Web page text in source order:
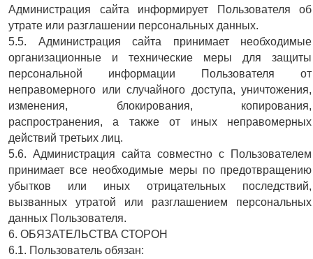
Администрация сайта информирует Пользователя об
утрате или разглашении персональных данных.
5.5. Администрация сайта принимает необходимые
организационные и технические меры для защиты
персональной информации Пользователя от
неправомерного или случайного доступа, уничтожения,
изменения, блокирования, копирования,
распространения, а также от иных неправомерных
действий третьих лиц.
5.6. Администрация сайта совместно с Пользователем
принимает все необходимые меры по предотвращению
убытков или иных отрицательных последствий,
вызванных утратой или разглашением персональных
данных Пользователя.
6. ОБЯЗАТЕЛЬСТВА СТОРОН
6.1. Пользователь обязан: